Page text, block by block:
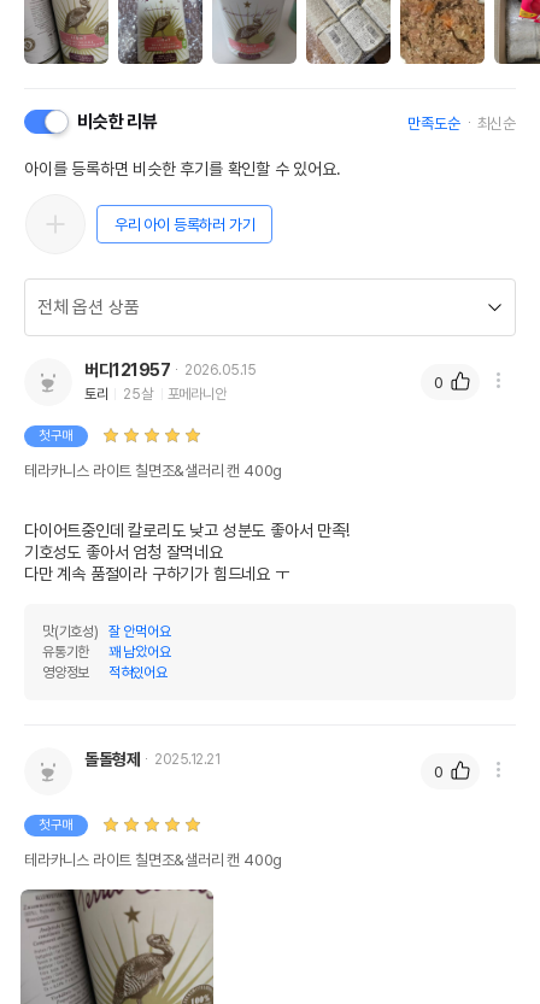
비슷한 리뷰 만족도순 최신순
아이를 등록하면 비슷한 후기를 확인할 수 있어요.
우리 아이 등록하러 가기
버디121957
2026.05.15
토리
25살 포메라니안
첫구매
테라카니스 라이트 칠면조&샐러리 캔 400g
다이어트중인데 칼로리도 낮고 성분도 좋아서 만족!
기호성도 좋아서 엄청 잘먹네요
다만 계속 품절이라 구하기가 힘드네요 ㅜ
맛(기호성)
잘 안먹어요
유통기한
꽤 남았어요
영양정보
적혀있어요
0
돌돌형제 2025.12.21
첫구매
테라카니스 라이트 칠면조&샐러리 캔 400g
0